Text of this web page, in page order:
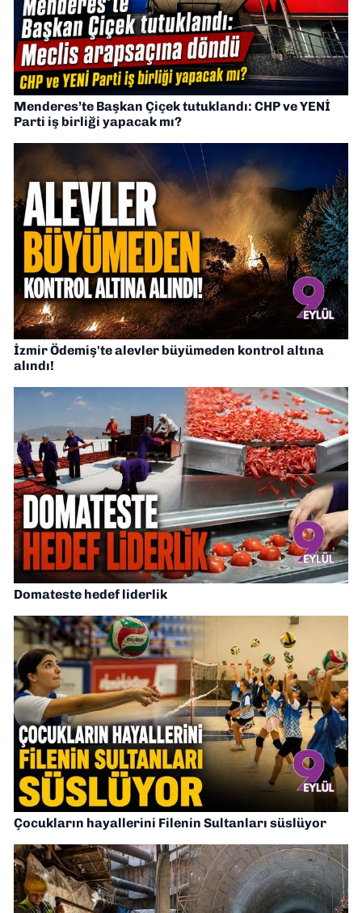
Menderes’te Başkan Çiçek tutuklandı: CHP ve YENİ
Parti iş birliği yapacak mı?
İzmir Ödemiş'te alevler büyümeden kontrol altına
alındı!
Domateste hedef liderlik
Çocukların hayallerini Filenin Sultanları süslüyor